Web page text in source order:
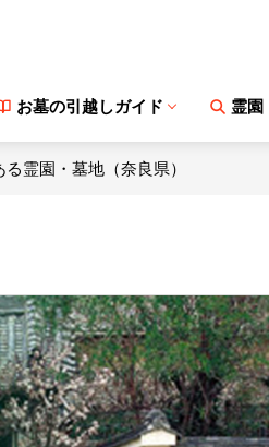
お墓の引越しガイド 霊園
霊園・墓地（奈良県）